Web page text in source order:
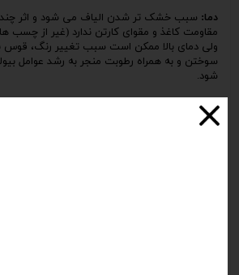
دما: سبب خشک تر شدن الیاف می شود و اثر
مقاومت کاغذ و مقوای کارتن ندارد (غیر از چسب
ولی دمای بالا ممکن است سبب تغییر رنگ، قوس
سوختن و به همراه رطوبت منجر به رشد عوامل
شود.
نور:نور اگر سبب افزایش دما نشود، به تنهایی اثر
مقوا نداشته و فقط ممکن است سبب تغییر رنگ